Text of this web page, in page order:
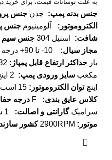
به علت نوسانات قیمت، برای خرید
جنس بدنه پمپ: چدن جنس
الکتروموتور : آلومینیوم جنس
شافت: استیل 304 جنس سیم
مجاز سیال:
بار حداکثر ارتفاع قابل پمپاژ :
مکعب سایز ورودی پمپ:
اینچتوان الکتروموتور :
کلاس عایق بندی: درجه
سرامیکگارانتی و اصالت:
موتور : کشور